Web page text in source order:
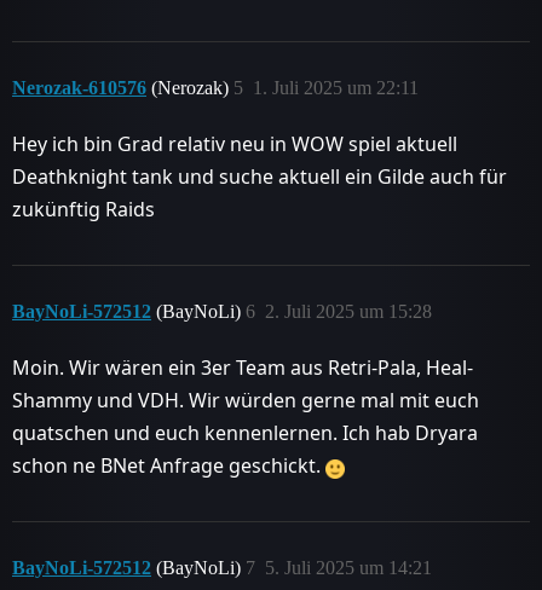
Nerozak-610576 (Nerozak) 1. Juli 2025 um 22:11
5
Hey ich bin Grad relativ neu in WOW spiel aktuell
Deathknight tank und suche aktuell ein Gilde auch für
zukünftig Raids
BayNoLi-572512 (BayNoLi) 2. Juli 2025 um 15:28
6
Moin. Wir wären ein 3er Team aus Retri-Pala, Heal-
Shammy und VDH. Wir würden gerne mal mit euch
quatschen und euch kennenlernen. Ich hab Dryara
schon ne BNet Anfrage geschickt.
BayNoLi-572512 (BayNoLi) 5. Juli 2025 um 14:21
7